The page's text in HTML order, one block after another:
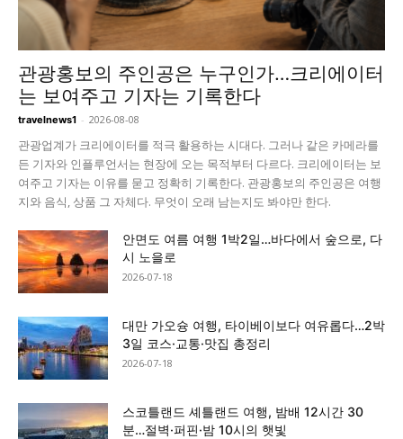
관광홍보의 주인공은 누구인가…크리에이터
는 보여주고 기자는 기록한다
travelnews1 - 2026-08-08
관광업계가 크리에이터를 적극 활용하는 시대다. 그러나 같은 카메라를
든 기자와 인플루언서는 현장에 오는 목적부터 다르다. 크리에이터는 보
여주고 기자는 이유를 묻고 정확히 기록한다. 관광홍보의 주인공은 여행
지와 음식, 상품 그 자체다. 무엇이 오래 남는지도 봐야만 한다.
안면도 여름 여행 1박2일…바다에서 숲으로, 다
시 노을로
2026-07-18
대만 가오슝 여행, 타이베이보다 여유롭다…2박
3일 코스·교통·맛집 총정리
2026-07-18
스코틀랜드 셰틀랜드 여행, 밤배 12시간 30
분…절벽·퍼핀·밤 10시의 햇빛